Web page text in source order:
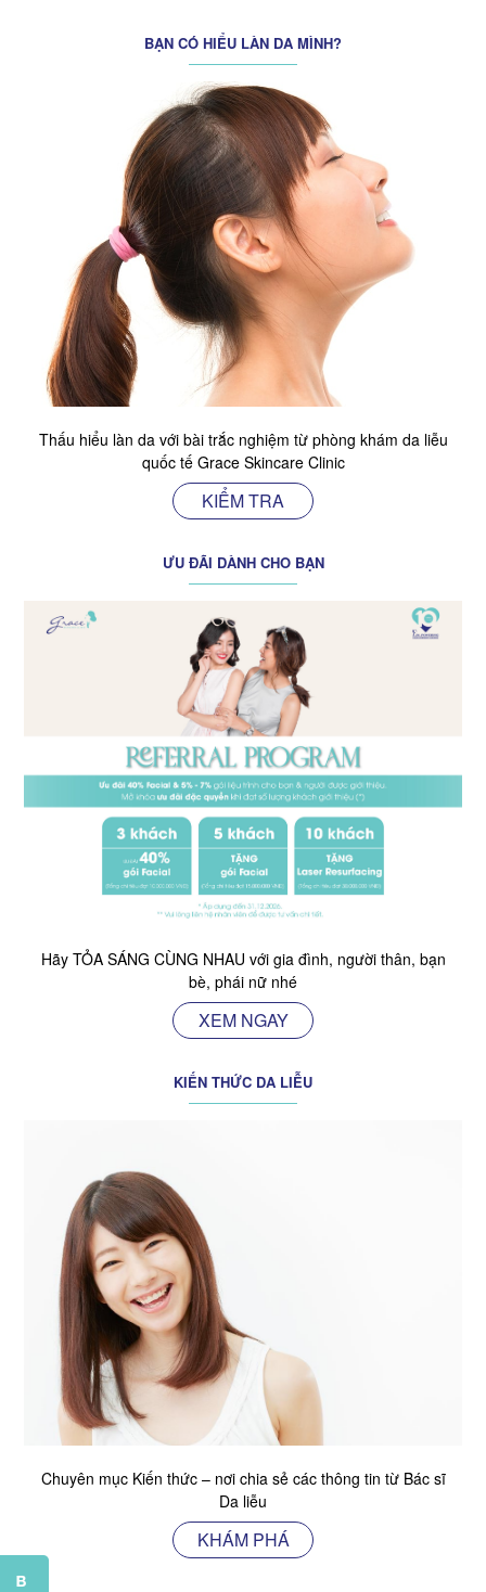
BẠN CÓ HIỂU LÀN DA MÌNH?
Thấu hiểu làn da với bài trắc nghiệm từ phòng khám da liễu
quốc tế Grace Skincare Clinic
KIỂM TRA
ƯU ĐÃI DÀNH CHO BẠN
Hãy TỎA SÁNG CÙNG NHAU với gia đình, người thân, bạn
bè, phái nữ nhé
XEM NGAY
KIẾN THỨC DA LIỄU
Chuyên mục Kiến thức – nơi chia sẻ các thông tin từ Bác sĩ
Da liễu
KHÁM PHÁ